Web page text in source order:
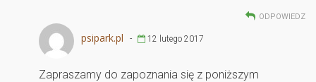
ODPOWIEDZ
psipark.pl - 12 lutego 2017
Zapraszamy do zapoznania się z poniższym